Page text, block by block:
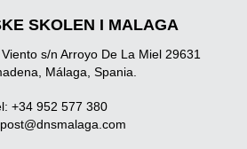
SKOLEN I MALAGA
s/n Arroyo De La Miel 29631
Málaga, Spania.
+34 952 577 380
post@dnsmalaga.com